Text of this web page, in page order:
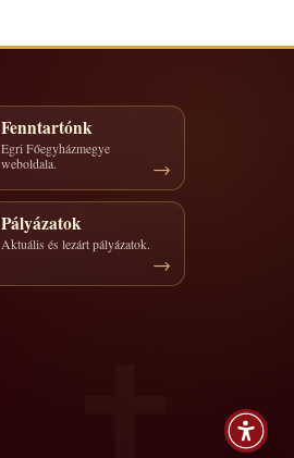
Fenntartónk
Egri Főegyházmegye
weboldala.
Pályázatok
Aktuális és lezárt pályázatok.